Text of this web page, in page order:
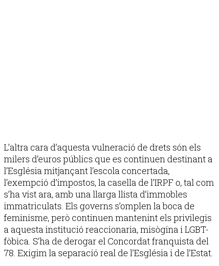
L’altra cara d’aquesta vulneració de drets són els
milers d’euros públics que es continuen destinant a
l’Església mitjançant l’escola concertada,
l’exempció d’impostos, la casella de l’IRPF o, tal com
s’ha vist ara, amb una llarga llista d’immobles
immatriculats. Els governs s’omplen la boca de
feminisme, però continuen mantenint els privilegis
a aquesta institució reaccionaria, misògina i LGBT-
fòbica. S’ha de derogar el Concordat franquista del
78. Exigim la separació real de l’Església i de l’Estat.